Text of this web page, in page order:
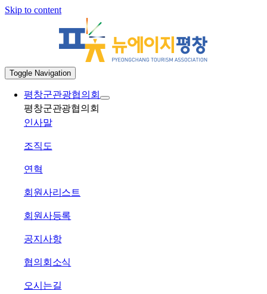
Skip to content
Toggle Navigation
평창군관광협의회
평창군관광협의회
인사말
조직도
연혁
회원사리스트
회원사등록
공지사항
협의회소식
오시는길